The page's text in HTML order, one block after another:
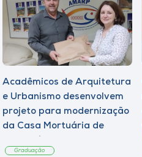
Acadêmicos de Arquitetura
e Urbanismo desenvolvem
projeto para modernização
da Casa Mortuária de
Graduação